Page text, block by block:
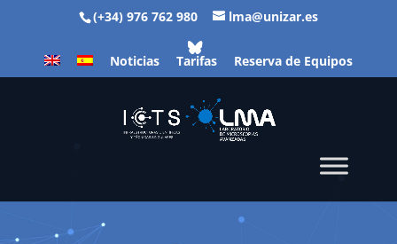
(+34) 976 762 980 lma@unizar.es
Noticias Tarifas Reserva de Equipos